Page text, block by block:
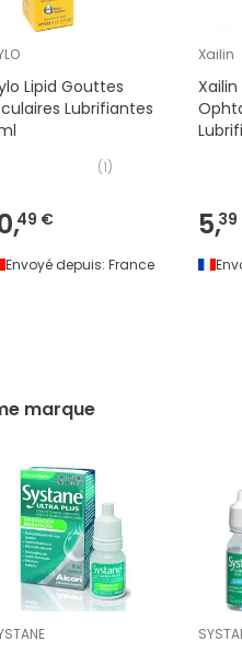
Lipid Gouttes
Lubrifiantes
(1)
49 €
Envoyé depuis: France
Xailin
5,
marque